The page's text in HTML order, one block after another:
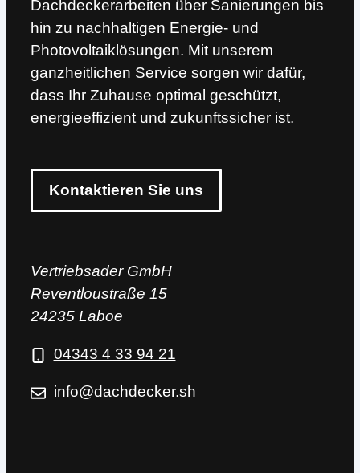
Dachdeckerarbeiten über Sanierungen bis
hin zu nachhaltigen Energie- und
Photovoltaiklösungen. Mit unserem
ganzheitlichen Service sorgen wir dafür,
dass Ihr Zuhause optimal geschützt,
energieeffizient und zukunftssicher ist.
Kontaktieren Sie uns
Vertriebsader GmbH
Reventloustraße 15
24235 Laboe
04343 4 33 94 21
info@dachdecker.sh